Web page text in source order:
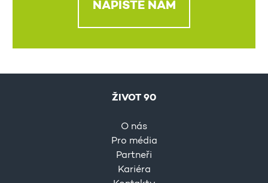
NAPIŠTE NÁM
ŽIVOT 90
O nás
Pro média
Partneři
Kariéra